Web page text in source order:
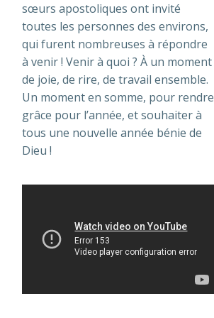
sœurs apostoliques ont invité
toutes les personnes des environs,
qui furent nombreuses à répondre
à venir ! Venir à quoi ? À un moment
de joie, de rire, de travail ensemble.
Un moment en somme, pour rendre
grâce pour l’année, et souhaiter à
tous une nouvelle année bénie de
Dieu !